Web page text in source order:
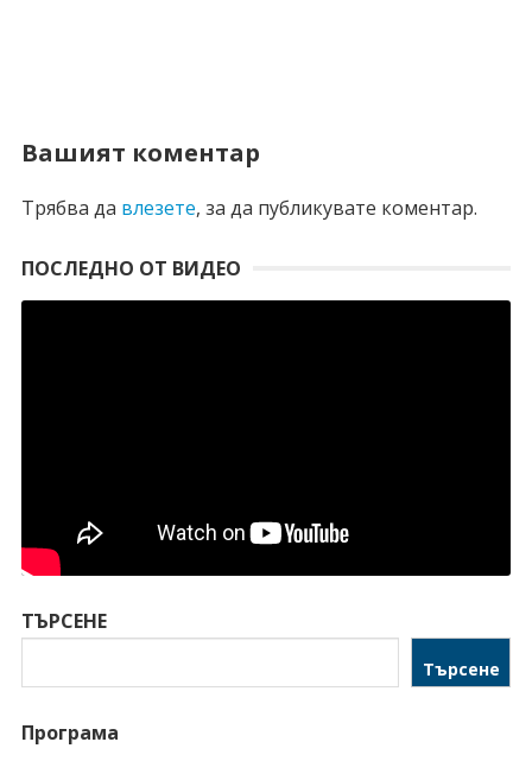
Вашият коментар
Трябва да влезете, за да публикувате коментар.
ПОСЛЕДНО ОТ ВИДЕО
ТЪРСЕНЕ
Търсене
Програма